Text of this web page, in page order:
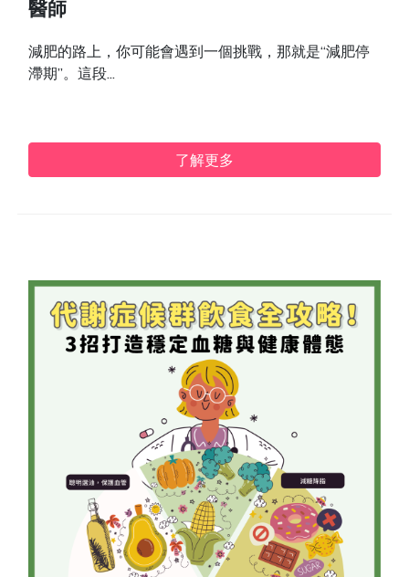
醫師
減肥的路上，你可能會遇到一個挑戰，那就是“減肥停
滯期”。這段...
了解更多